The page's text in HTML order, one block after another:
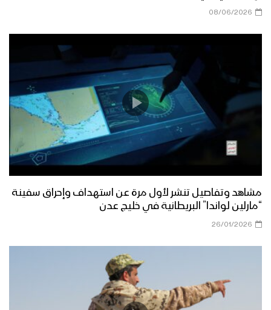
08/06/2026
مشاهد وتفاصيل تنشر لأول مرة عن استهداف وإحراق سفينة
“مارلين لواندا” البريطانية في خليج عدن
26/01/2026